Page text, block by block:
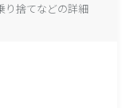
り捨てなどの詳細